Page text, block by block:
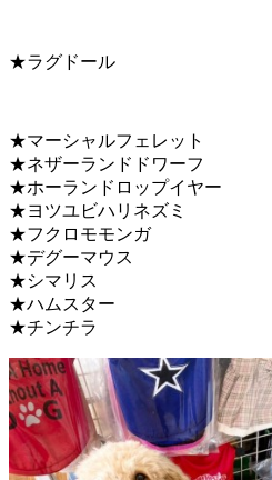
★ラグドール
★マーシャルフェレット
★ネザーランドドワーフ
★ホーランドロップイヤー
★ヨツユビハリネズミ
★フクロモモンガ
★デグーマウス
★シマリス
★ハムスター
★チンチラ